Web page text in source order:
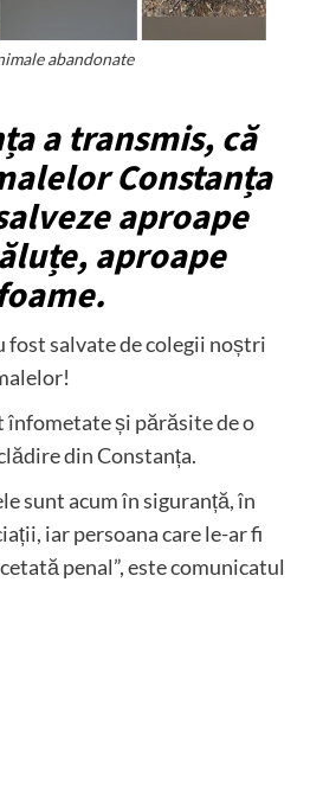
abandonate
a transmis, că
Constanța
aproape
aproape
fost salvate de colegii noștri
și părăsite de o
din Constanța.
sunt acum în siguranță, în
iar persoana care le-ar fi
penal”, este comunicatul